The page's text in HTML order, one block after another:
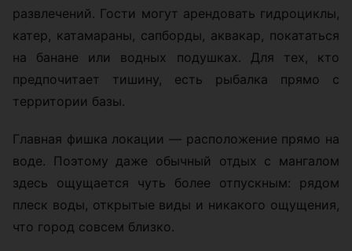
развлечений. Гости могут арендовать гидроциклы,
катер, катамараны, сапборды, аквакар, покататься
на банане или водных подушках. Для тех, кто
предпочитает тишину, есть рыбалка прямо с
территории базы.
Главная фишка локации — расположение прямо на
воде. Поэтому даже обычный отдых с мангалом
здесь ощущается чуть более отпускным: рядом
плеск воды, открытые виды и никакого ощущения,
что город совсем близко.